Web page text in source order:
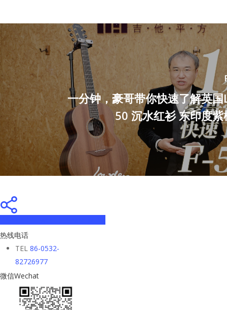
一分钟，豪哥带你快速了解英
50 沉水红衫 东印度
热线电话
TEL 86-0532-
82726977
微信Wechat